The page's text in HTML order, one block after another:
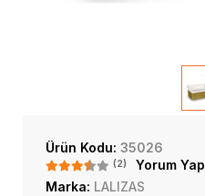
Ürün Kodu: 35026
(2)
Yorum Yap
Marka: LALIZAS